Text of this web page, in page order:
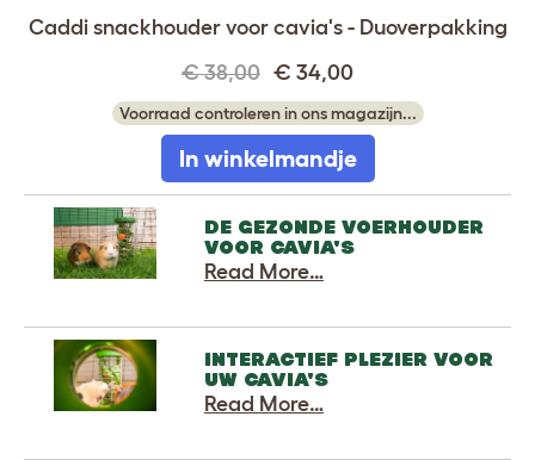
Caddi snackhouder voor cavia's - Duoverpakking
€ 38,00 € 34,00
Voorraad controleren in ons magazijn...
In winkelmandje
DE GEZONDE VOERHOUDER
VOOR CAVIA'S
Read More…
INTERACTIEF PLEZIER VOOR
UW CAVIA'S
Read More…